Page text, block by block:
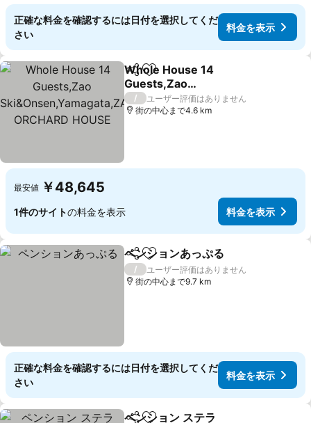
正確な料金を確認するには日付を選択してくだ
さい
料金を表示
シェアお気に入りに追加
Whole House 14
Guests,Zao
Ski&Onsen,Yamagata,ZA
O ORCHARD HOUSE
/
ユーザー評価はありません
街の中心まで4.6 km
最安値 ￥48,645
1件のサイトの料金を表示 料金を表示
シェアお気に入りに追加
ペンションあっぷる
/
ユーザー評価はありません
街の中心まで9.7 km
正確な料金を確認するには日付を選択してくだ
さい
料金を表示
ペンション ステラ